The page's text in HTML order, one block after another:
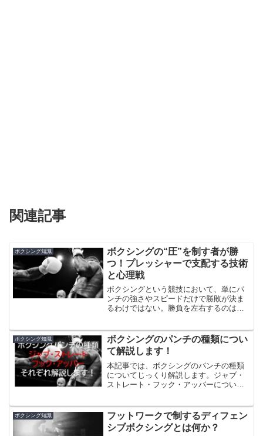
関連記事
ボクシング知識
ボクシングの“圧”を制す者が勝
つ！プレッシャーで支配する技術
と心理戦
ボクシングという競技において、単にパ
ンチの強さやスピードだけで勝敗が決ま
るわけではない。勝負を左右するのは
てプレッシャーをかける物理的な圧力に
とどまらず、視線や構え、呼吸、リズム
といった細かな心理的要素が生み出す“見
えない重圧”のことを指す。この記事で
は、ボクシングの試合において「圧」を
かける技術とはどのようなものかを徹底
ト、距離管理、視線の使い方、フットワ
ーク、フェイント、心理戦など、ふんだ
んに盛り込んで解説する。
ボクシング知識
ボクシングのパンチの種類につい
て解説します！
本記事では、ボクシングのパンチの種類
についてじっくり解説します。ジャブ・
ストレート・フック・アッパーについて
ボクシング知識
フットワークで制するディフェン
シブボクシングとは何か？